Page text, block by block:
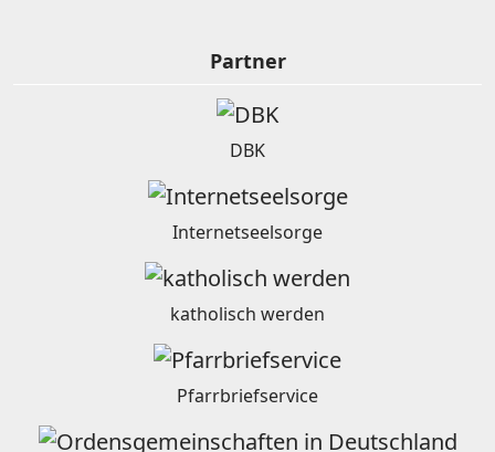
Partner
DBK
Internetseelsorge
katholisch werden
Pfarrbriefservice